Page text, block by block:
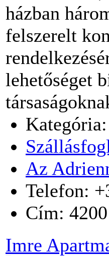
házban
felszerelt
lehetőséget
Az
Telefon:
Cím: 4200
Imre